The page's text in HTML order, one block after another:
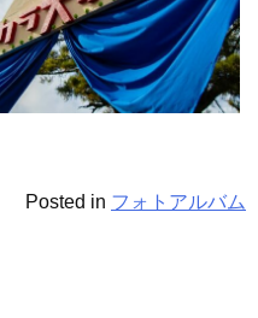
Posted in フォトアルバム